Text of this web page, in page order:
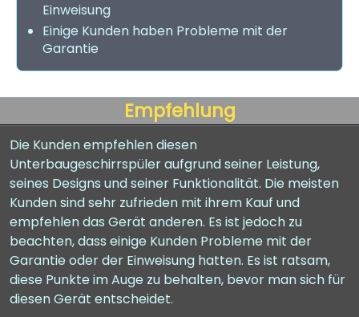
Einweisung
Einige Kunden haben Probleme mit der
Garantie
Empfehlung
Die Kunden empfehlen diesen
Unterbaugeschirrspüler aufgrund seiner Leistung,
seines Designs und seiner Funktionalität. Die meisten
Kunden sind sehr zufrieden mit ihrem Kauf und
empfehlen das Gerät anderen. Es ist jedoch zu
beachten, dass einige Kunden Probleme mit der
Garantie oder der Einweisung hatten. Es ist ratsam,
diese Punkte im Auge zu behalten, bevor man sich für
diesen Gerät entscheidet.